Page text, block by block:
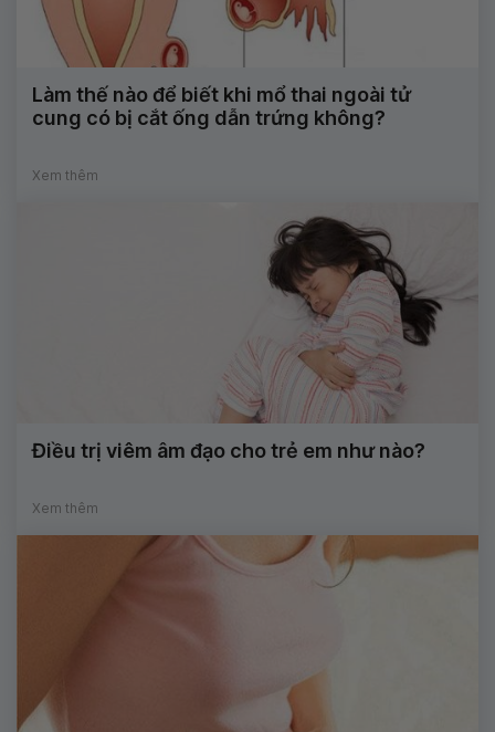
Làm thế nào để biết khi mổ thai ngoài tử
cung có bị cắt ống dẫn trứng không?
Xem thêm
Điều trị viêm âm đạo cho trẻ em như nào?
Xem thêm